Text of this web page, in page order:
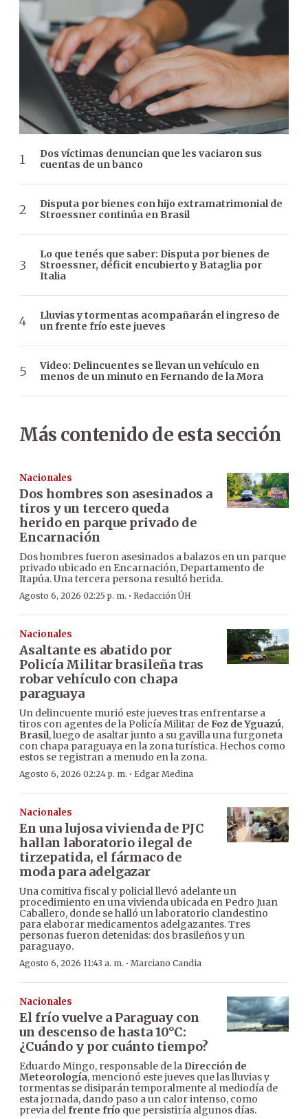
Dos víctimas denuncian que les vaciaron sus
cuentas de un banco
Disputa por bienes con hijo extramatrimonial de
Stroessner continúa en Brasil
Lo que tenés que saber: Disputa por bienes de
Stroessner, déficit encubierto y Bataglia por
Italia
Lluvias y tormentas acompañarán el ingreso de
un frente frío este jueves
Video: Delincuentes se llevan un vehículo en
menos de un minuto en Fernando de la Mora
Más contenido de esta sección
Nacionales
Dos hombres son asesinados a
tiros y un tercero queda
herido en parque privado de
Encarnación
Dos hombres fueron asesinados a balazos en un parque
privado ubicado en Encarnación, Departamento de
Itapúa. Una tercera persona resultó herida.
Agosto 6, 2026 02:25 p. m. · Redacción ÚH
Nacionales
Asaltante es abatido por
Policía Militar brasileña tras
robar vehículo con chapa
paraguaya
Un delincuente murió este jueves tras enfrentarse a
tiros con agentes de la Policía Militar deFoz de Yguazú,
Brasil, luego de asaltar junto a su gavilla una furgoneta
con chapa paraguaya en la zona turística. Hechos como
estos se registran a menudo en la zona.
Agosto 6, 2026 02:24 p. m. · Edgar Medina
Nacionales
En una lujosa vivienda de PJC
hallan laboratorio ilegal de
tirzepatida, el fármaco de
moda para adelgazar
Una comitiva fiscal y policial llevó adelante un
procedimiento en una vivienda ubicada en Pedro Juan
Caballero, donde se halló un laboratorio clandestino
para elaborar medicamentos adelgazantes. Tres
personas fueron detenidas: dos brasileños y un
paraguayo.
Agosto 6, 2026 11:43 a. m. · Marciano Candia
Nacionales
El frío vuelve a Paraguay con
un descenso de hasta 10°C:
¿Cuándo y por cuánto tiempo?
Eduardo Mingo, responsable de la Dirección de
Meteorología, mencionó este jueves que las lluvias y
tormentas se disiparán temporalmente al mediodía de
esta jornada, dando paso a un calor intenso, como
previa delfrente frío que persistiría algunos días.